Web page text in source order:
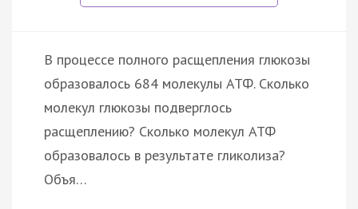
В процессе полного расщепления глюкозы
образовалось 684 молекулы АТФ. Сколько
молекул глюкозы подверглось
расщеплению? Сколько молекул АТФ
образовалось в результате гликолиза?
Объя…